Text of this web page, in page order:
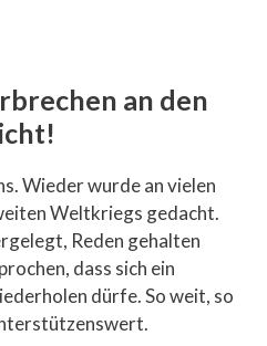
an den
Wieder wurde an vielen
Weltkriegs gedacht.
Reden gehalten
dass sich ein
dürfe. So weit, so